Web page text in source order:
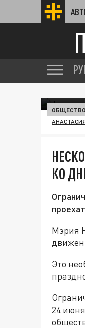
ОБЩЕСТВО
КО
Мэрия
Это
24